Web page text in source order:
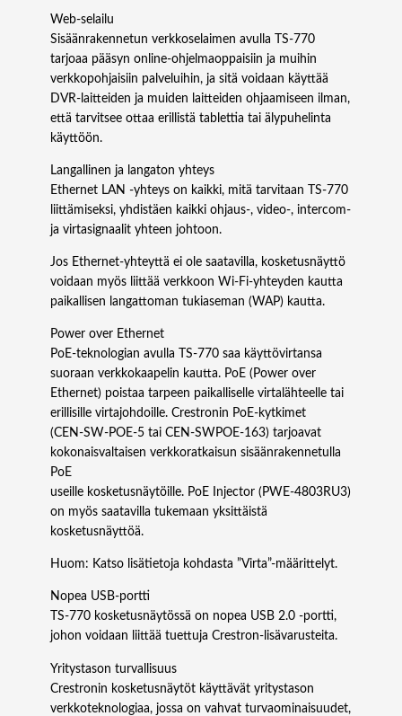
Web-selailu
Sisäänrakennetun verkkoselaimen avulla TS‑770
tarjoaa pääsyn online-ohjelmaoppaisiin ja muihin
verkkopohjaisiin palveluihin, ja sitä voidaan käyttää
DVR-laitteiden ja muiden laitteiden ohjaamiseen ilman,
että tarvitsee ottaa erillistä tablettia tai älypuhelinta
käyttöön.
Langallinen ja langaton yhteys
Ethernet LAN -yhteys on kaikki, mitä tarvitaan TS‑770
liittämiseksi, yhdistäen kaikki ohjaus-, video-, intercom-
ja virtasignaalit yhteen johtoon.
Jos Ethernet-yhteyttä ei ole saatavilla, kosketusnäyttö
voidaan myös liittää verkkoon Wi-Fi-yhteyden kautta
paikallisen langattoman tukiaseman (WAP) kautta.
Power over Ethernet
PoE-teknologian avulla TS‑770 saa käyttövirtansa
suoraan verkkokaapelin kautta. PoE (Power over
Ethernet) poistaa tarpeen paikalliselle virtalähteelle tai
erillisille virtajohdoille. Crestronin PoE-kytkimet
(CEN‑SW‑POE‑5 tai CEN‑SWPOE‑163) tarjoavat
kokonaisvaltaisen verkkoratkaisun sisäänrakennetulla
PoE
useille kosketusnäytöille. PoE Injector (PWE‑4803RU3)
on myös saatavilla tukemaan yksittäistä
kosketusnäyttöä.
Huom: Katso lisätietoja kohdasta ”Virta”-määrittelyt.
Nopea USB-portti
TS‑770 kosketusnäytössä on nopea USB 2.0 -portti,
johon voidaan liittää tuettuja Crestron-lisävarusteita.
Yritystason turvallisuus
Crestronin kosketusnäytöt käyttävät yritystason
verkkoteknologiaa, jossa on vahvat turvaominaisuudet,